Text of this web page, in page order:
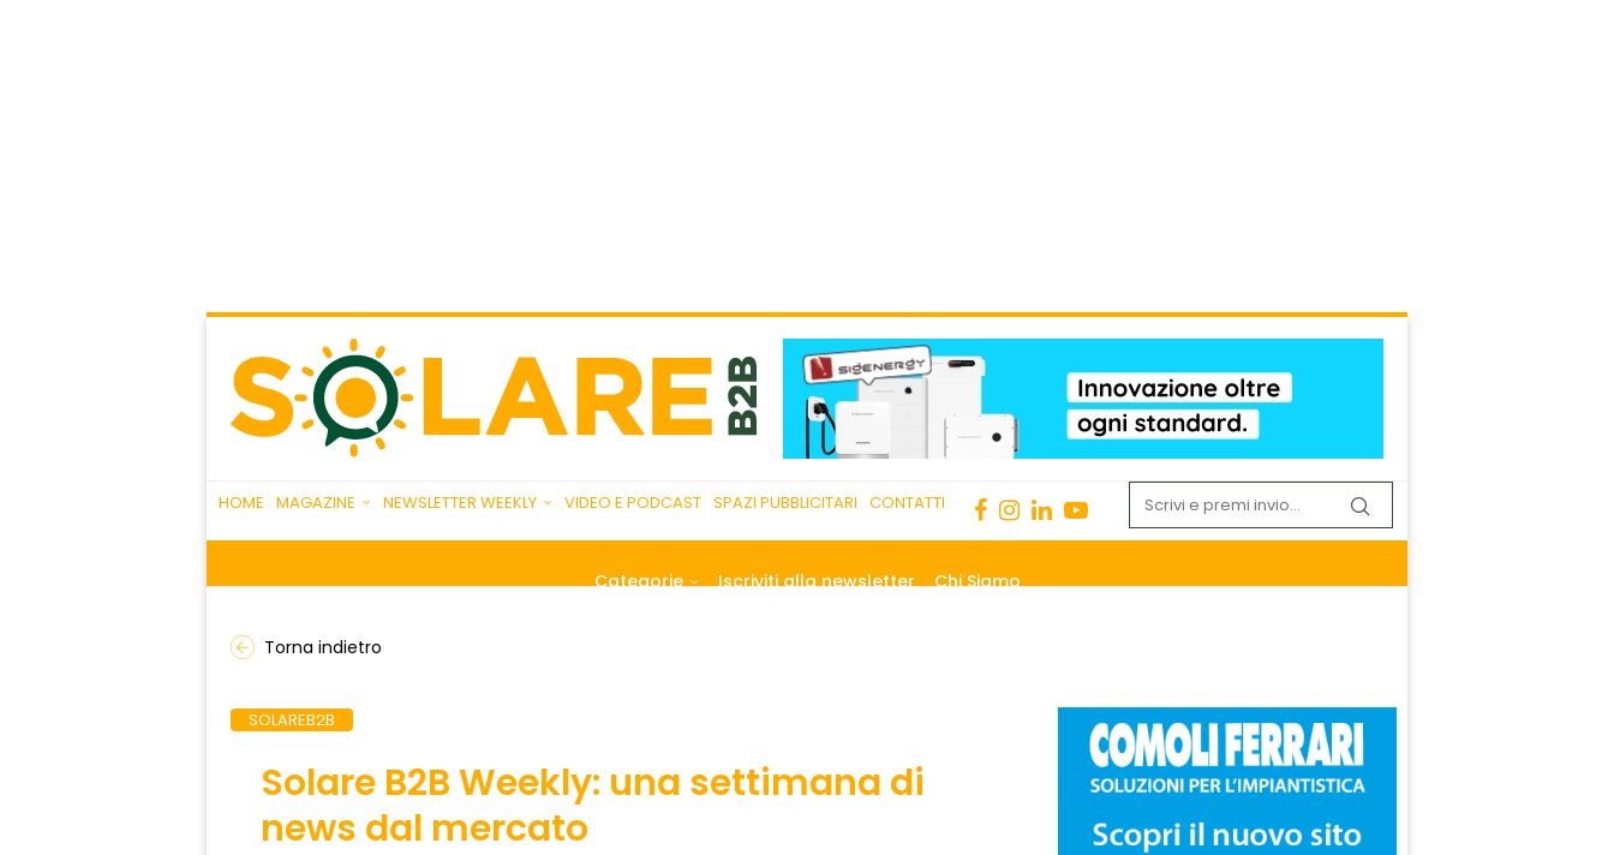
HOME MAGAZINE NEWSLETTER WEEKLY VIDEO E PODCAST SPAZI PUBBLICITARI CONTATTI
Categorie Iscriviti alla newsletter Chi Siamo
Torna indietro
SOLAREB2B
Solare B2B Weekly: una settimana di
news dal mercato